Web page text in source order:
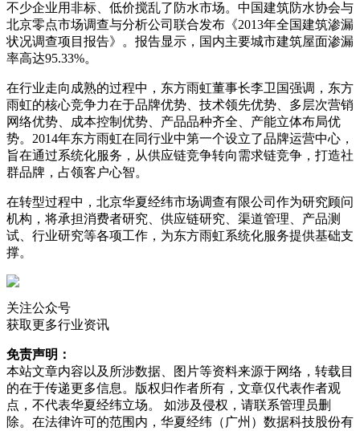
不少企业用非标、低价搅乱了防水市场。中国建筑防水协会与
北京零点市场调查与分析公司联合发布《2013年全国建筑渗漏
状况调查项目报告》。报告显示，国内主要城市建筑屋面渗漏
率高达95.33%。
在行业走向成熟的过程中，东方雨虹董事长李卫国强调，东方
雨虹的核心竞争力在于品牌优势、技术领先优势、多层次营销
网络优势、成本控制优势、产品品种齐全、产能立体布局优
势。2014年东方雨虹在同行业中第一个设立了品牌运营中心，
旨在通过系统化服务，从供应链竞争转向需求链竞争，打造社
群品牌，占领客户心智。
在转型过程中，北京华夏经纬市场调查有限公司作为研究顾问
机构，将承担消费者研究、供应链研究、渠道管理、产品测
试、行业研究等各项工作，为东方雨虹系统化服务提供基础支
撑。
关注公众号
获取更多行业资讯
免责声明：
本站文章内容以及所涉数据、图片等资料来源于网络，转载目
的在于传递更多信息。版权归作者所有，文章仅代表作者观
点，不代表华夏经纬立场。 如涉及侵权，请联系管理员删
除。在法律许可的范围内，华夏经纬（广州）数据科技股份有